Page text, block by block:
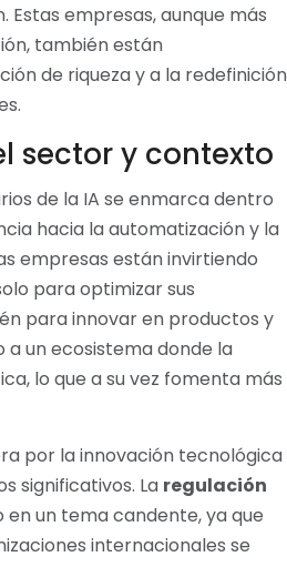
Estas empresas, aunque más
también están
de riqueza y a la redefinición
sector y contexto
de la IA se enmarca dentro
hacia la automatización y la
empresas están invirtiendo
para optimizar sus
para innovar en productos y
a un ecosistema donde la
lo que a su vez fomenta más
por la innovación tecnológica
significativos. La regulación
en un tema candente, ya que
internacionales se